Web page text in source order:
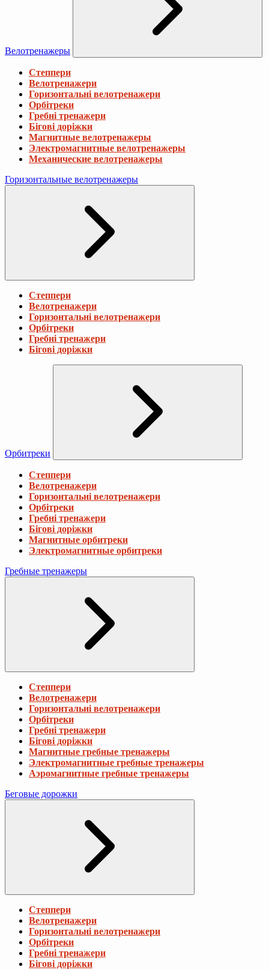
Велотренажеры
Степпери
Велотренажери
Горизонтальні велотренажери
Орбітреки
Гребні тренажери
Бігові доріжки
Магнитные велотренажеры
Электромагнитные велотренажеры
Механические велотренажеры
Горизонтальные велотренажеры
Степпери
Велотренажери
Горизонтальні велотренажери
Орбітреки
Гребні тренажери
Бігові доріжки
Орбитреки
Степпери
Велотренажери
Горизонтальні велотренажери
Орбітреки
Гребні тренажери
Бігові доріжки
Магнитные орбитреки
Электромагнитные орбитреки
Гребные тренажеры
Степпери
Велотренажери
Горизонтальні велотренажери
Орбітреки
Гребні тренажери
Бігові доріжки
Магнитные гребные тренажеры
Электромагнитные гребные тренажеры
Аэромагнитные гребные тренажеры
Беговые дорожки
Степпери
Велотренажери
Горизонтальні велотренажери
Орбітреки
Гребні тренажери
Бігові доріжки